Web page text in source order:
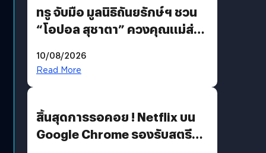
ทรู จับมือ มูลนิธิถันยรักษ์ฯ ชวน
“โอปอล สุชาตา” ควงคุณแม่ส่ง
เติมเต็มความหมายวันแม่ปีนี้
10/08/2026
Read More
สิ้นสุดการรอคอย ! Netflix บน
Google Chrome รองรับสตรีม